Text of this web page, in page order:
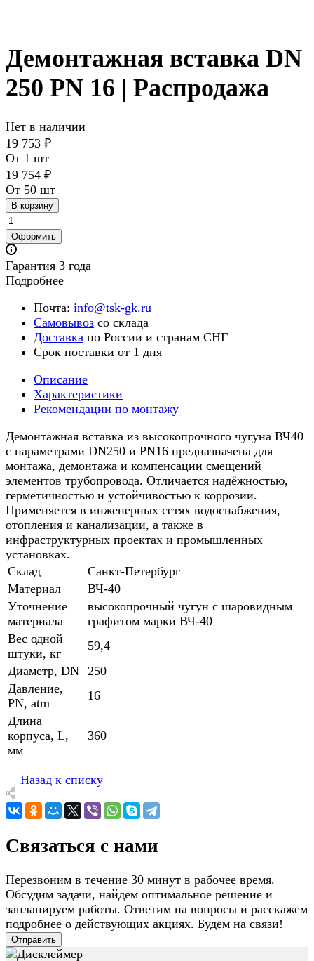
Демонтажная вставка DN
250 PN 16 | Распродажа
Нет в наличии
19 753 ₽
От 1 шт
19 754 ₽
От 50 шт
В корзину
Оформить
Гарантия 3 года
Подробнее
Почта: info@tsk-gk.ru
Самовывоз со склада
Доставка по России и странам СНГ
Срок поставки от 1 дня
Описание
Характеристики
Рекомендации по монтажу
Демонтажная вставка из высокопрочного чугуна ВЧ40
с параметрами DN250 и PN16 предназначена для
монтажа, демонтажа и компенсации смещений
элементов трубопровода. Отличается надёжностью,
герметичностью и устойчивостью к коррозии.
Применяется в инженерных сетях водоснабжения,
отопления и канализации, а также в
инфраструктурных проектах и промышленных
установках.
Склад
Санкт-Петербург
Материал
ВЧ-40
Уточнение
материала
высокопрочный чугун с шаровидным
графитом марки ВЧ-40
Вес одной
штуки, кг
59,4
Диаметр, DN 250
Давление,
PN, atm
16
Длина
корпуса, L,
мм
360
Назад к списку
Связаться с нами
Перезвоним в течение 30 минут в рабочее время.
Обсудим задачи, найдем оптимальное решение и
запланируем работы. Ответим на вопросы и расскажем
подробнее о действующих акциях. Будем на связи!
Отправить